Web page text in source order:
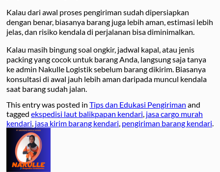
Kalau dari awal proses pengiriman sudah dipersiapkan
dengan benar, biasanya barang juga lebih aman, estimasi lebih
jelas, dan risiko kendala di perjalanan bisa diminimalkan.
Kalau masih bingung soal ongkir, jadwal kapal, atau jenis
packing yang cocok untuk barang Anda, langsung saja tanya
ke admin Nakulle Logistik sebelum barang dikirim. Biasanya
konsultasi di awal jauh lebih aman daripada muncul kendala
saat barang sudah jalan.
This entry was posted in Tips dan Edukasi Pengiriman and
tagged ekspedisi laut balikpapan kendari, jasa cargo murah
kendari, jasa kirim barang kendari, pengiriman barang kendari.